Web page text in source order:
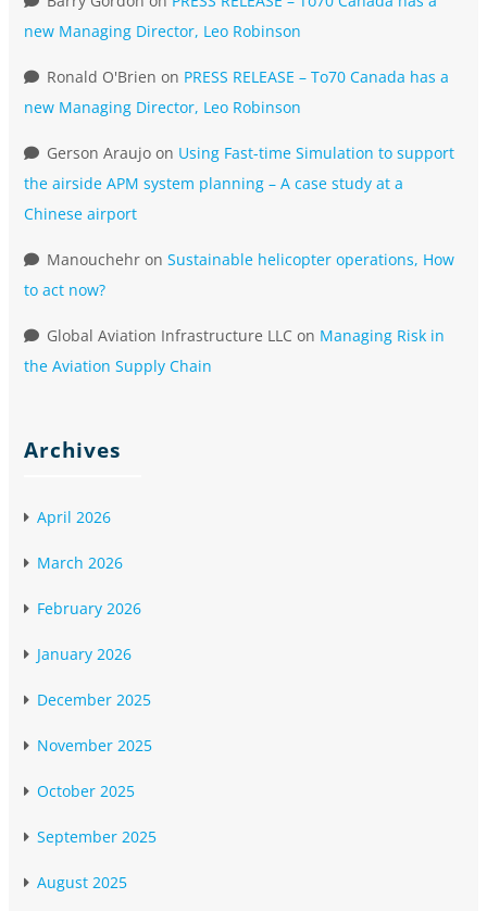
new Managing Director, Leo Robinson
Ronald O'Brien on PRESS RELEASE – To70 Canada has a
new Managing Director, Leo Robinson
Gerson Araujo on Using Fast-time Simulation to support
the airside APM system planning – A case study at a
Chinese airport
Manouchehr on Sustainable helicopter operations, How
to act now?
Global Aviation Infrastructure LLC on Managing Risk in
the Aviation Supply Chain
Archives
April 2026
March 2026
February 2026
January 2026
December 2025
November 2025
October 2025
September 2025
August 2025